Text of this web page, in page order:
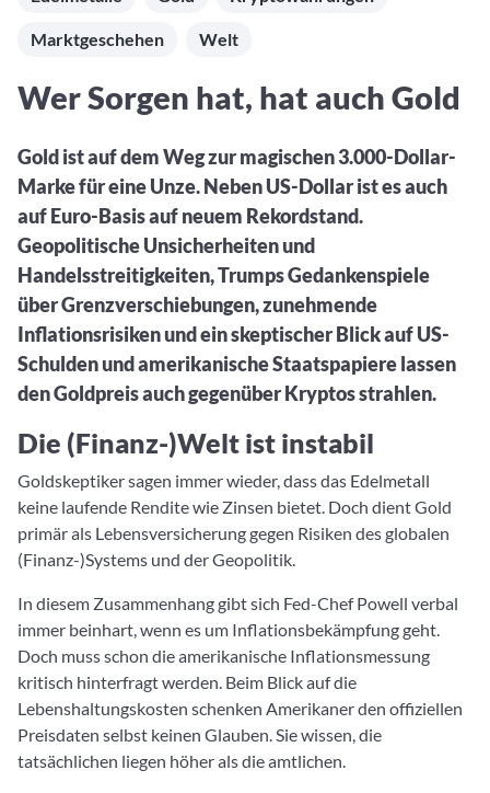
Fondswissen
investieren Sie richtig
Aktuelle Rankings und Beiträge zu den besten Fonds aus
Fondsvergleich
Produkten vergleichen
Watchlist
Hier sind Ihre gemerkten Produkte und aktiven
Preis-/Performance-Alarme
3. Investieren
Portfolios
Eigene Portfolios und jene, denen Sie folgen
Informationen und Beiträge unserer Partner-
Community-Partner
Partner
Webinar verpasst? Hier gibt es Aufnahmen unserer
Online-Veranstaltungen.
Marktgeschehen Welt
Wer Sorgen hat, hat auch Gold
Gold ist auf dem Weg zur magischen 3.000-Dollar-
Marke für eine Unze. Neben US-Dollar ist es auch
auf Euro-Basis auf neuem Rekordstand.
Geopolitische Unsicherheiten und
Handelsstreitigkeiten, Trumps Gedankenspiele
über Grenzverschiebungen, zunehmende
Inflationsrisiken und ein skeptischer Blick auf US-
Schulden und amerikanische Staatspapiere lassen
den Goldpreis auch gegenüber Kryptos strahlen.
Die (Finanz-)Welt ist instabil
Goldskeptiker sagen immer wieder, dass das Edelmetall
keine laufende Rendite wie Zinsen bietet. Doch dient Gold
primär als Lebensversicherung gegen Risiken des globalen
(Finanz-)Systems und der Geopolitik.
In diesem Zusammenhang gibt sich Fed-Chef Powell verbal
immer beinhart, wenn es um Inflationsbekämpfung geht.
Doch muss schon die amerikanische Inflationsmessung
kritisch hinterfragt werden. Beim Blick auf die
Lebenshaltungskosten schenken Amerikaner den offiziellen
Preisdaten selbst keinen Glauben. Sie wissen, die
tatsächlichen liegen höher als die amtlichen.